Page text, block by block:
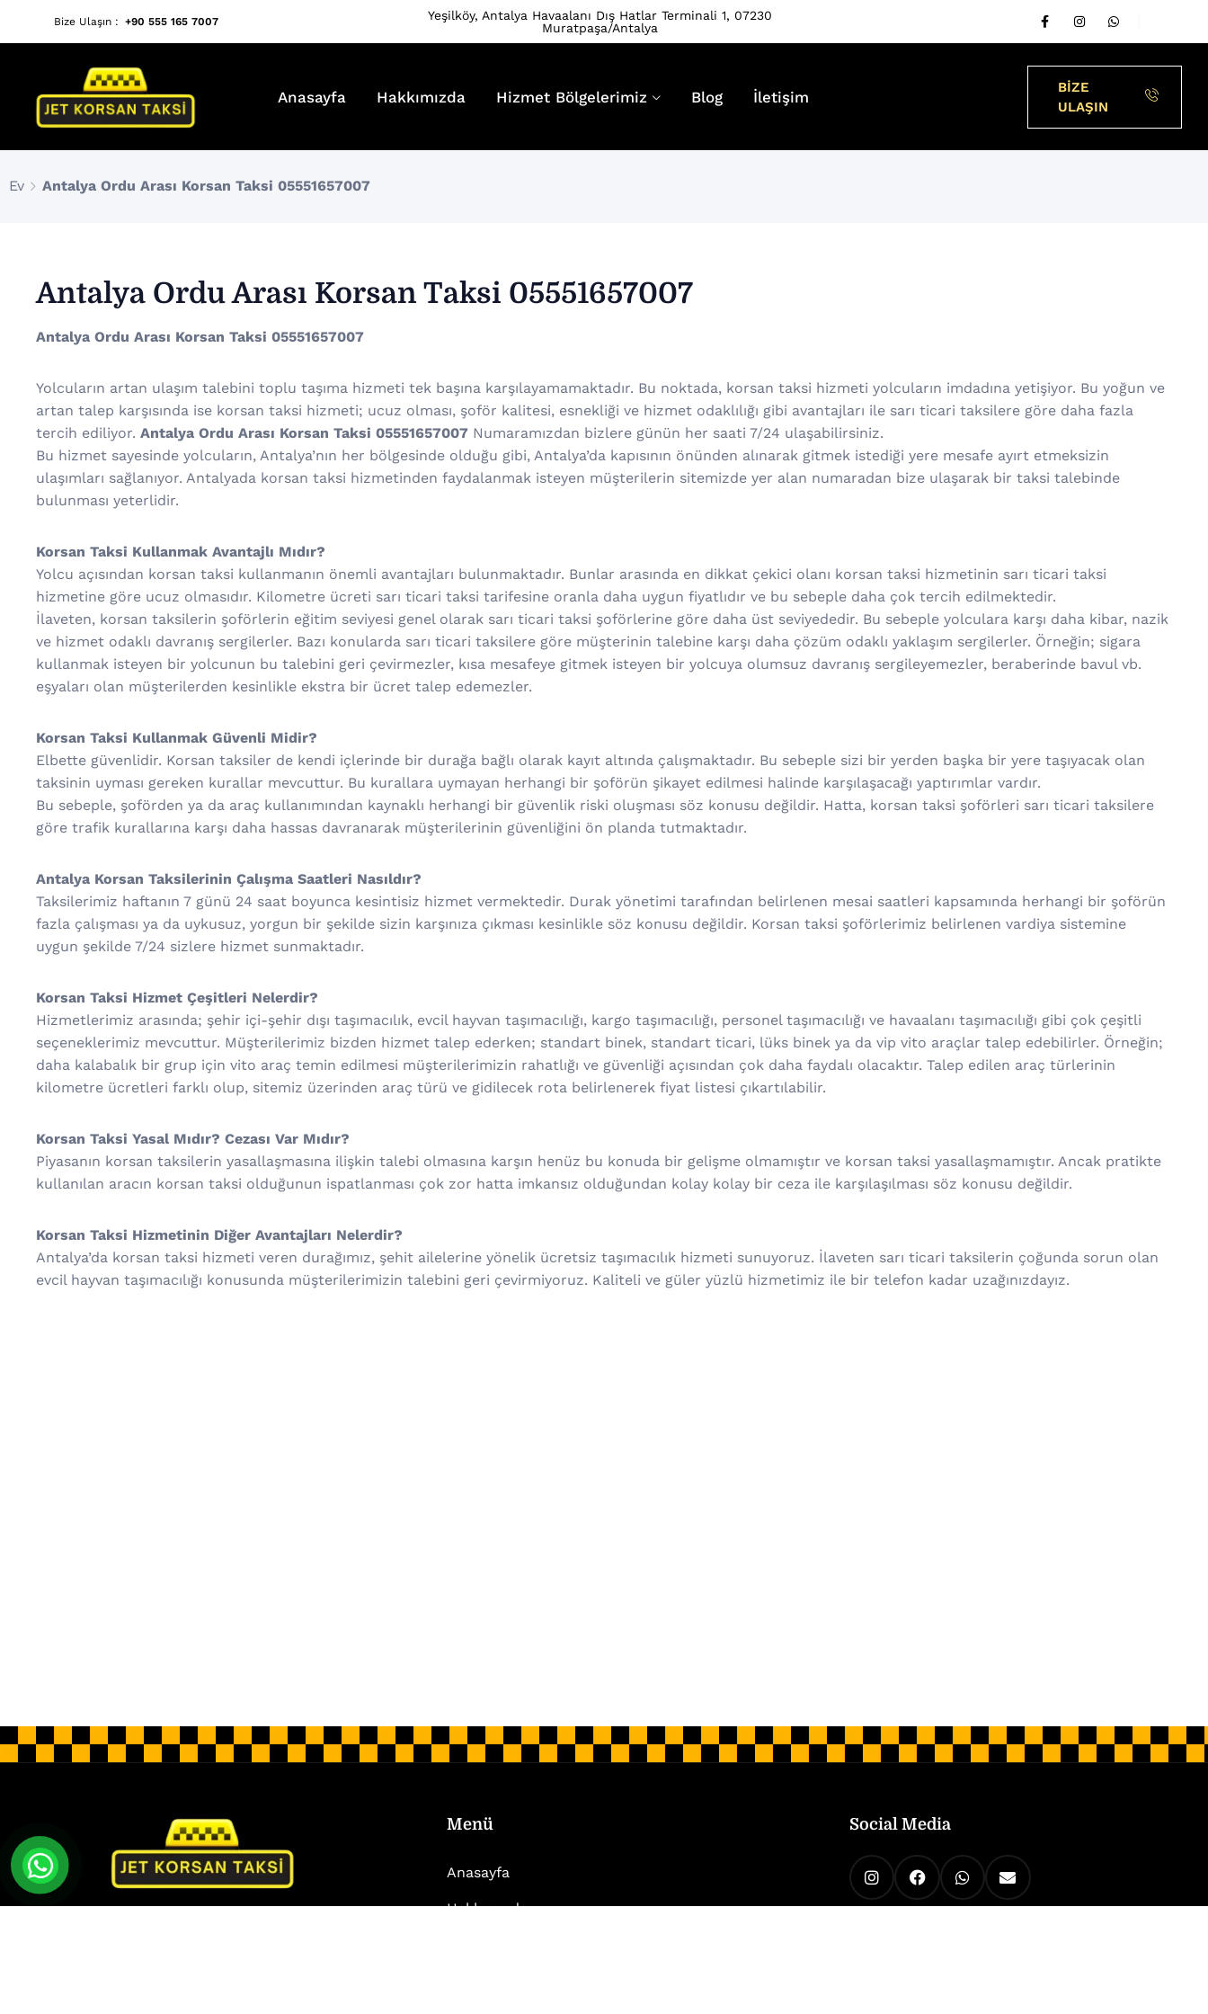
Bize Ulaşın : +90 555 165 7007
Yeşilköy, Antalya Havaalanı Dış Hatlar Terminali 1, 07230
Muratpaşa/Antalya
Anasayfa Hakkımızda Hizmet Bölgelerimiz Blog İletişim
BİZE
ULAŞIN
Ev Antalya Ordu Arası Korsan Taksi 05551657007
Antalya Ordu Arası Korsan Taksi 05551657007
Antalya Ordu Arası Korsan Taksi 05551657007
Yolcuların artan ulaşım talebini toplu taşıma hizmeti tek başına karşılayamamaktadır. Bu noktada, korsan taksi hizmeti yolcuların imdadına yetişiyor. Bu yoğun ve
artan talep karşısında ise korsan taksi hizmeti; ucuz olması, şoför kalitesi, esnekliği ve hizmet odaklılığı gibi avantajları ile sarı ticari taksilere göre daha fazla
tercih ediliyor. Antalya Ordu Arası Korsan Taksi 05551657007 Numaramızdan bizlere günün her saati 7/24 ulaşabilirsiniz.
Bu hizmet sayesinde yolcuların, Antalya’nın her bölgesinde olduğu gibi, Antalya’da kapısının önünden alınarak gitmek istediği yere mesafe ayırt etmeksizin
ulaşımları sağlanıyor. Antalyada korsan taksi hizmetinden faydalanmak isteyen müşterilerin sitemizde yer alan numaradan bize ulaşarak bir taksi talebinde
bulunması yeterlidir.
Korsan Taksi Kullanmak Avantajlı Mıdır?
Yolcu açısından korsan taksi kullanmanın önemli avantajları bulunmaktadır. Bunlar arasında en dikkat çekici olanı korsan taksi hizmetinin sarı ticari taksi
hizmetine göre ucuz olmasıdır. Kilometre ücreti sarı ticari taksi tarifesine oranla daha uygun fiyatlıdır ve bu sebeple daha çok tercih edilmektedir.
İlaveten, korsan taksilerin şoförlerin eğitim seviyesi genel olarak sarı ticari taksi şoförlerine göre daha üst seviyededir. Bu sebeple yolculara karşı daha kibar, nazik
ve hizmet odaklı davranış sergilerler. Bazı konularda sarı ticari taksilere göre müşterinin talebine karşı daha çözüm odaklı yaklaşım sergilerler. Örneğin; sigara
kullanmak isteyen bir yolcunun bu talebini geri çevirmezler, kısa mesafeye gitmek isteyen bir yolcuya olumsuz davranış sergileyemezler, beraberinde bavul vb.
eşyaları olan müşterilerden kesinlikle ekstra bir ücret talep edemezler.
Korsan Taksi Kullanmak Güvenli Midir?
Elbette güvenlidir. Korsan taksiler de kendi içlerinde bir durağa bağlı olarak kayıt altında çalışmaktadır. Bu sebeple sizi bir yerden başka bir yere taşıyacak olan
taksinin uyması gereken kurallar mevcuttur. Bu kurallara uymayan herhangi bir şoförün şikayet edilmesi halinde karşılaşacağı yaptırımlar vardır.
Bu sebeple, şoförden ya da araç kullanımından kaynaklı herhangi bir güvenlik riski oluşması söz konusu değildir. Hatta, korsan taksi şoförleri sarı ticari taksilere
göre trafik kurallarına karşı daha hassas davranarak müşterilerinin güvenliğini ön planda tutmaktadır.
Antalya Korsan Taksilerinin Çalışma Saatleri Nasıldır?
Taksilerimiz haftanın 7 günü 24 saat boyunca kesintisiz hizmet vermektedir. Durak yönetimi tarafından belirlenen mesai saatleri kapsamında herhangi bir şoförün
fazla çalışması ya da uykusuz, yorgun bir şekilde sizin karşınıza çıkması kesinlikle söz konusu değildir. Korsan taksi şoförlerimiz belirlenen vardiya sistemine
uygun şekilde 7/24 sizlere hizmet sunmaktadır.
Korsan Taksi Hizmet Çeşitleri Nelerdir?
Hizmetlerimiz arasında; şehir içi-şehir dışı taşımacılık, evcil hayvan taşımacılığı, kargo taşımacılığı, personel taşımacılığı ve havaalanı taşımacılığı gibi çok çeşitli
seçeneklerimiz mevcuttur. Müşterilerimiz bizden hizmet talep ederken; standart binek, standart ticari, lüks binek ya da vip vito araçlar talep edebilirler. Örneğin;
daha kalabalık bir grup için vito araç temin edilmesi müşterilerimizin rahatlığı ve güvenliği açısından çok daha faydalı olacaktır. Talep edilen araç türlerinin
kilometre ücretleri farklı olup, sitemiz üzerinden araç türü ve gidilecek rota belirlenerek fiyat listesi çıkartılabilir.
Korsan Taksi Yasal Mıdır? Cezası Var Mıdır?
Piyasanın korsan taksilerin yasallaşmasına ilişkin talebi olmasına karşın henüz bu konuda bir gelişme olmamıştır ve korsan taksi yasallaşmamıştır. Ancak pratikte
kullanılan aracın korsan taksi olduğunun ispatlanması çok zor hatta imkansız olduğundan kolay kolay bir ceza ile karşılaşılması söz konusu değildir.
Korsan Taksi Hizmetinin Diğer Avantajları Nelerdir?
Antalya’da korsan taksi hizmeti veren durağımız, şehit ailelerine yönelik ücretsiz taşımacılık hizmeti sunuyoruz. İlaveten sarı ticari taksilerin çoğunda sorun olan
evcil hayvan taşımacılığı konusunda müşterilerimizin talebini geri çevirmiyoruz. Kaliteli ve güler yüzlü hizmetimiz ile bir telefon kadar uzağınızdayız.
Menü
Anasayfa
Hakkımızda
Social Media